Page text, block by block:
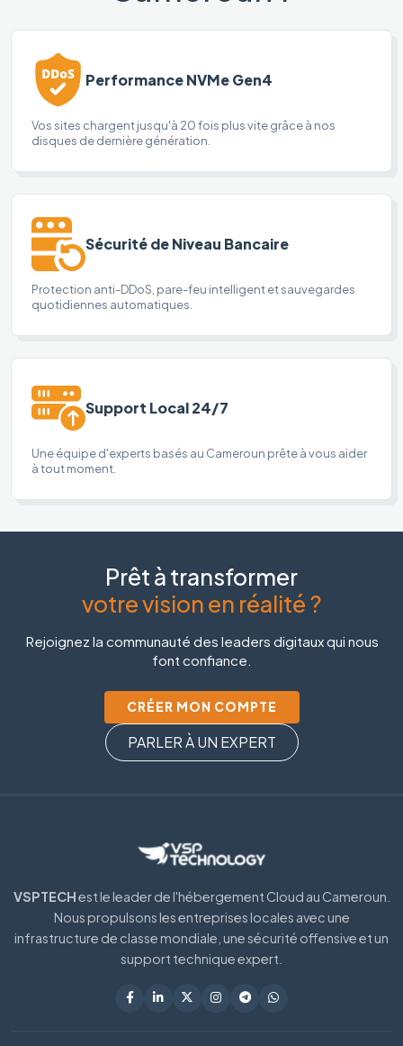
Performance NVMe Gen4
Vos sites chargent jusqu'à 20 fois plus vite grâce à nos
disques de dernière génération.
Sécurité de Niveau Bancaire
Protection anti-DDoS, pare-feu intelligent et sauvegardes
quotidiennes automatiques.
Support Local 24/7
Une équipe d'experts basés au Cameroun prête à vous aider
à tout moment.
Prêt à transformer
votre vision en réalité ?
Rejoignez la communauté des leaders digitaux qui nous
font confiance.
CRÉER MON COMPTE
PARLER À UN EXPERT
VSPTECHest le leader de l'hébergement Cloud au Cameroun.
Nous propulsons les entreprises locales avec une
infrastructure de classe mondiale, une sécurité offensive et un
support technique expert.